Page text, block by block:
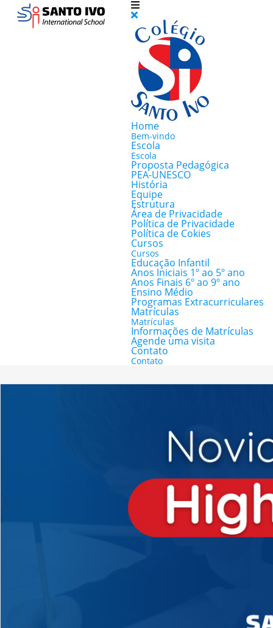
Home
Bem-vindo
Escola
Escola
Proposta Pedagógica
PEA-UNESCO
História
Equipe
Estrutura
Área de Privacidade
Política de Privacidade
Política de Cokies
Cursos
Cursos
Educação Infantil
Anos Iniciais 1º ao 5º ano
Anos Finais 6º ao 9º ano
Ensino Médio
Programas Extracurriculares
Matrículas
Matrículas
Informações de Matrículas
Agende uma visita
Contato
Contato